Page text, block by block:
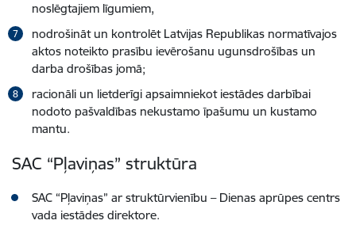
noslēgtajiem līgumiem,
nodrošināt un kontrolēt Latvijas Republikas normatīvajos
aktos noteikto prasību ievērošanu ugunsdrošības un
darba drošības jomā;
racionāli un lietderīgi apsaimniekot iestādes darbībai
nodoto pašvaldības nekustamo īpašumu un kustamo
mantu.
SAC “Pļaviņas” struktūra
SAC “Pļaviņas” ar struktūrvienību – Dienas aprūpes centrs
vada iestādes direktore.